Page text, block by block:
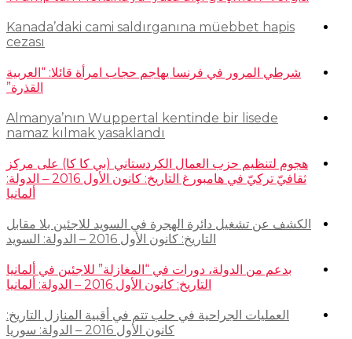
Kanada’daki cami saldırganına müebbet hapis
cezası
شرطي المرور في فرنسا يهاجم حجاب امرأة قائلا: “العربية
القذرة”
Almanya’nın Wuppertal kentinde bir lisede
namaz kılmak yasaklandı
هجوم لتنظيم حزب العمال الكردستاني (بي كا كا) على مركز
ثقافيّ تركيّ في هامبورغ التاريخ: كانون الأول 2016 – الدولة:
ألمانيا
الكشف عن تشغيل دائرة الهجرة في السويد للاجئين بلا مقابل
التاريخ: كانون الأول 2016 – الدولة: السويد
بدعم من الدولة، دورات في “المغازلة” للاجئين في ألمانيا
التاريخ: كانون الأول 2016 – الدولة: ألمانيا
العمليات الجراحية في حلب تتم في أقبية المنازل التاريخ:
كانون الأول 2016 – الدولة: سوريا